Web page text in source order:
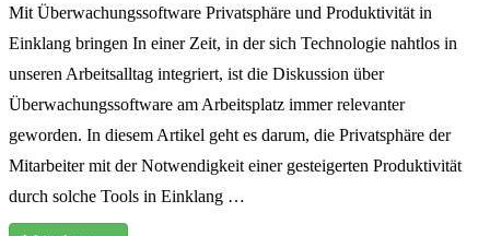
Mit Überwachungssoftware Privatsphäre und Produktivität in
Einklang bringen In einer Zeit, in der sich Technologie nahtlos in
unseren Arbeitsalltag integriert, ist die Diskussion über
Überwachungssoftware am Arbeitsplatz immer relevanter
geworden. In diesem Artikel geht es darum, die Privatsphäre der
Mitarbeiter mit der Notwendigkeit einer gesteigerten Produktivität
durch solche Tools in Einklang …